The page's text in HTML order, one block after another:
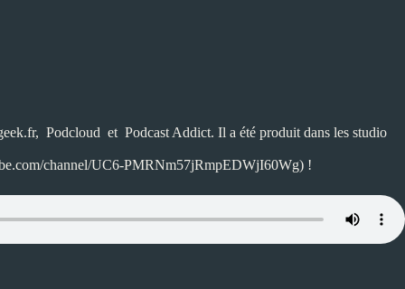
, Podcloud et Podcast Addict. Il a été produit dans les studio
channel/UC6-PMRNm57jRmpEDWjI60Wg) !